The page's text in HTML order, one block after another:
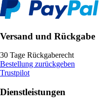
Versand und Rückgabe
30 Tage Rückgaberecht
Bestellung zurückgeben
Trustpilot
Dienstleistungen